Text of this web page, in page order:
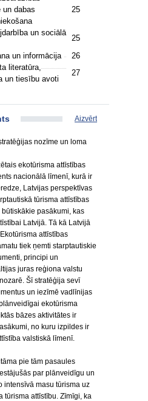
un dabas
25
un sociālā
25
un informācija
26
literatūra,
un tiesību avoti
27
Aizvērt
nozīme un loma
ekotūrisma attīstības
nacionālā līmenī, kurā ir
Latvijas perspektīvas
tūrisma attīstības
pasākumi, kas
Latvijā. Tā kā Latvijā
attīstības
tiek ņemti starptautiskie
principi un
juras reģiona valstu
Šī stratēģija sevī
un iezīmē vadlīnijas
ekotūrisma
bāzes aktivitātes ir
no kuru izpildes ir
valstiskā līmenī.
pie tām pasaules
par plānveidīgu un
intensīvā masu tūrisma uz
tūrisma attīstību. Zīmīgi, ka